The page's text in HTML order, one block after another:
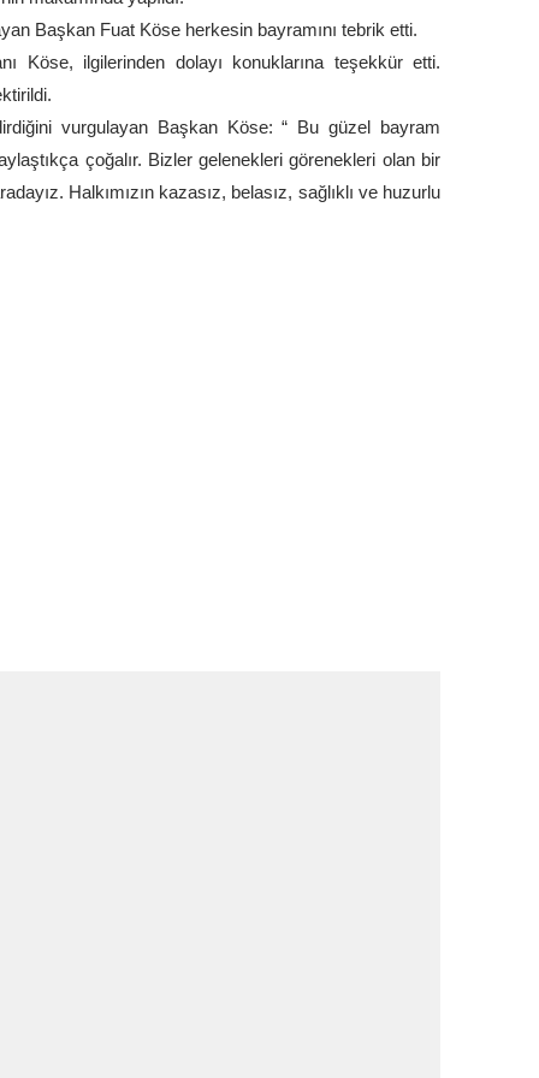
Başkan Fuat Köse herkesin bayramını tebrik etti.
Köse, ilgilerinden dolayı konuklarına teşekkür etti.
vurgulayan Başkan Köse: “ Bu güzel bayram
çoğalır. Bizler gelenekleri görenekleri olan bir
Halkımızın kazasız, belasız, sağlıklı ve huzurlu